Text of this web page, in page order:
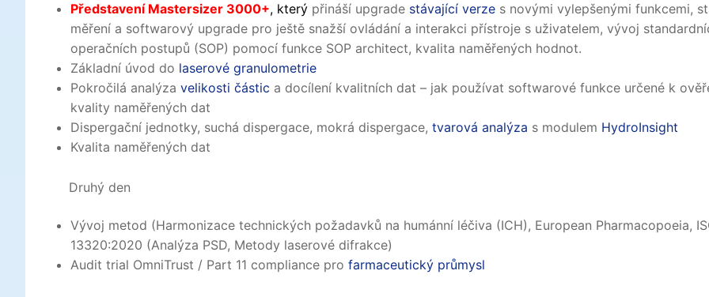
Představení Mastersizer 3000+, kterýpřináší upgrade stávající verzes novými vylepšenými funkcemi,
měření a softwarový upgrade pro ještě snažší ovládání a interakci přístroje s uživatelem, vývoj
operačních postupů (SOP) pomocí funkce SOP architect, kvalita naměřených hodnot.
Základní úvod do laserové granulometrie
Pokročilá analýza velikosti částic a docílení kvalitních dat – jak používat softwarové funkce určené k
kvality naměřených dat
Dispergační jednotky, suchá dispergace, mokrá dispergace, tvarová analýza s modulem HydroInsight
Kvalita naměřených dat
Druhý den
Vývoj metod (Harmonizace technických požadavků na humánní léčiva (ICH), European Pharmacopoeia,
13320:2020 (Analýza PSD, Metody laserové difrakce)
Audit trial OmniTrust / Part 11 compliance pro farmaceutický průmysl